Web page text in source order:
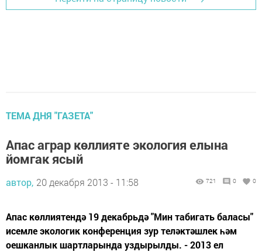
ТЕМА ДНЯ "ГАЗЕТА"
Апас аграр көллияте экология елына
йомгак ясый
автор, 20 декабря 2013 - 11:58 721 0 0
Апас көллиятендә 19 декабрьдә "Мин табигать баласы"
исемле экологик конференция зур теләктәшлек һәм
оешканлык шартларында уздырылды. - 2013 ел